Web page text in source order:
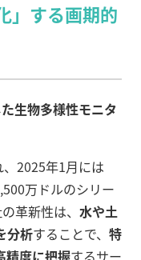
」する画期的
生物多様性モニタ
2025年1月には
万ドルのシリー
革新性は、 水や土
分析することで、 特